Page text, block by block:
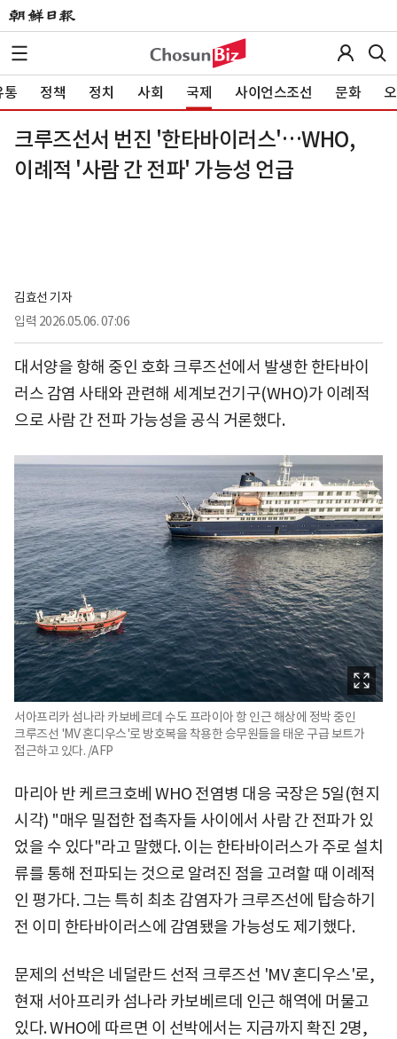
통 정책 정치 사회 국제 사이언스조선 문화
크루즈선서 번진 '한타바이러스'…WHO,
이례적 '사람 간 전파' 가능성 언급
김효선 기자
입력 2026.05.06. 07:06
대서양을 항해 중인 호화 크루즈선에서 발생한 한타바이
러스 감염 사태와 관련해 세계보건기구(WHO)가 이례적
으로 사람 간 전파 가능성을 공식 거론했다.
서아프리카 섬나라 카보베르데 수도 프라이아 항 인근 해상에 정박 중인
크루즈선 'MV 혼디우스'로 방호복을 착용한 승무원들을 태운 구급 보트가
접근하고 있다. /AFP
마리아 반 케르크호베 WHO 전염병 대응 국장은 5일(현지
시각) "매우 밀접한 접촉자들 사이에서 사람 간 전파가 있
었을 수 있다"라고 말했다. 이는 한타바이러스가 주로 설치
류를 통해 전파되는 것으로 알려진 점을 고려할 때 이례적
인 평가다. 그는 특히 최초 감염자가 크루즈선에 탑승하기
전 이미 한타바이러스에 감염됐을 가능성도 제기했다.
문제의 선박은 네덜란드 선적 크루즈선 'MV 혼디우스'로,
현재 서아프리카 섬나라 카보베르데 인근 해역에 머물고
있다. WHO에 따르면 이 선박에서는 지금까지 확진 2명,